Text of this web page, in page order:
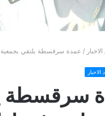
الاخبار / عمدة سرقسطة يلتقي بجمعية
سرقسطة